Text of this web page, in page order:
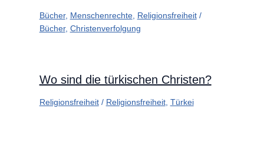
Bücher, Menschenrechte, Religionsfreiheit/
Bücher, Christenverfolgung
Wo sind die türkischen Christen?
Religionsfreiheit/ Religionsfreiheit, Türkei